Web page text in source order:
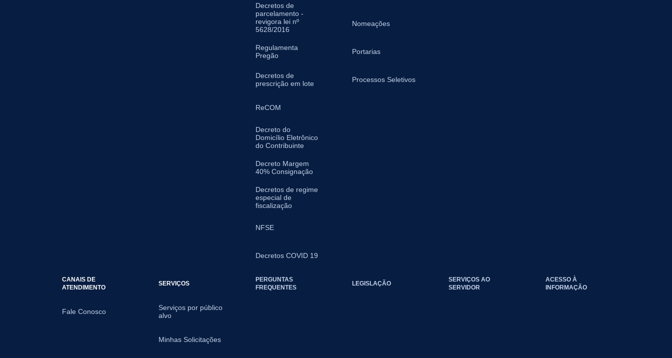
Decretos de
parcelamento -
revigora lei nº
5628/2016
Regulamenta
Pregão
Decretos de
prescrição em lote
ReCOM
Decreto do
Domicílio Eletrônico
do Contribuinte
Decreto Margem
40% Consignação
Decretos de regime
especial de
fiscalização
NFSE
Decretos COVID 19
Nomeações
Portarias
Processos Seletivos
CANAIS DE
ATENDIMENTO
Fale Conosco
SERVIÇOS
Serviços por público
alvo
Minhas Solicitações
PERGUNTAS
FREQUENTES
LEGISLAÇÃO
SERVIÇOS AO
SERVIDOR
ACESSO À
INFORMAÇÃO